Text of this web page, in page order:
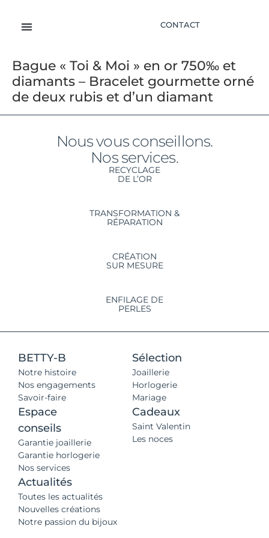
CONTACT
Bague « Toi & Moi » en or 750‰ et
diamants – Bracelet gourmette orné
de deux rubis et d’un diamant
Nous vous conseillons.
Nos services.
RECYCLAGE
DE L’OR
TRANSFORMATION &
RÉPARATION
CRÉATION
SUR MESURE
ENFILAGE DE
PERLES
BETTY-B
Notre histoire
Nos engagements
Savoir-faire
Sélection
Joaillerie
Horlogerie
Mariage
Espace
conseils
Garantie joaillerie
Garantie horlogerie
Nos services
Cadeaux
Saint Valentin
Les noces
Actualités
Toutes les actualités
Nouvelles créations
Notre passion du bijoux